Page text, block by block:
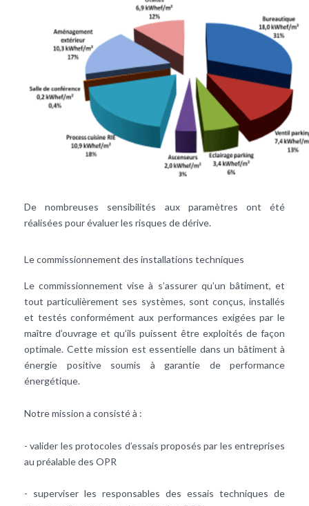
De nombreuses sensibilités aux paramètres ont été
réalisées pour évaluer les risques de dérive.
Le commissionnement des installations techniques
Le commissionnement vise à s’assurer qu’un bâtiment, et
tout particulièrement ses systèmes, sont conçus, installés
et testés conformément aux performances exigées par le
maître d’ouvrage et qu’ils puissent être exploités de façon
optimale. Cette mission est essentielle dans un bâtiment à
énergie positive soumis à garantie de performance
énergétique.
Notre mission a consisté à :
- valider les protocoles d’essais proposés par les entreprises
au préalable des OPR
- superviser les responsables des essais techniques de